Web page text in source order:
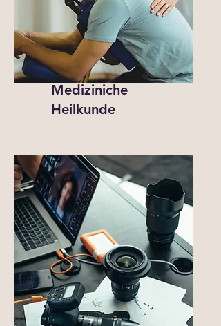
Mediziniche
Heilkunde